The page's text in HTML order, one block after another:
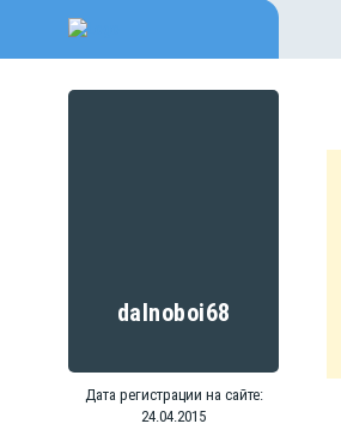
dalnoboi68
Дата регистрации на сайте:
24.04.2015